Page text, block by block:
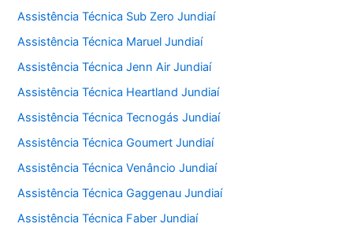
Assistência Técnica Sub Zero Jundiaí
Assistência Técnica Maruel Jundiaí
Assistência Técnica Jenn Air Jundiaí
Assistência Técnica Heartland Jundiaí
Assistência Técnica Tecnogás Jundiaí
Assistência Técnica Goumert Jundiaí
Assistência Técnica Venâncio Jundiaí
Assistência Técnica Gaggenau Jundiaí
Assistência Técnica Faber Jundiaí